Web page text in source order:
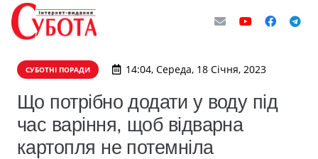
СУБОТНІ ПОРАДИ 14:04, Середа, 18 Січня, 2023
Що потрібно додати у воду під
час варіння, щоб відварна
картопля не потемніла